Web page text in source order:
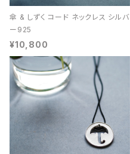
傘 & しずく コード ネックレス シルバ
ー925
¥10,800